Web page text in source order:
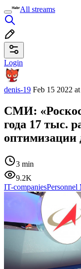
All streams
Login
denis-19 Feb 15 2022
СМИ:
года 17 тыс.
оптимизации
3 min
9.2K
IT-companiesPersonnel